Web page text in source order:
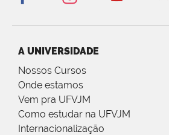
A UNIVERSIDADE
Nossos Cursos
Onde estamos
Vem pra UFVJM
Como estudar na UFVJM
Internacionalização